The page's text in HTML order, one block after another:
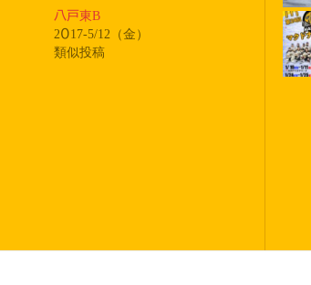
八戸東B
2017-5/12（金）
類似投稿